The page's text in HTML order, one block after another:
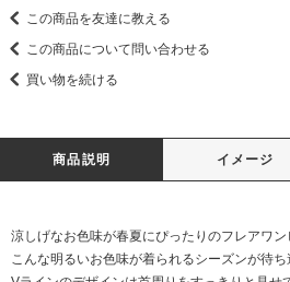
この商品を友達に教える
この商品について問い合わせる
買い物を続ける
商品説明 イメージ
涼しげなお色味が春夏にぴったりのフレアワン
こんな明るいお色味が着られるシーズンが待ち